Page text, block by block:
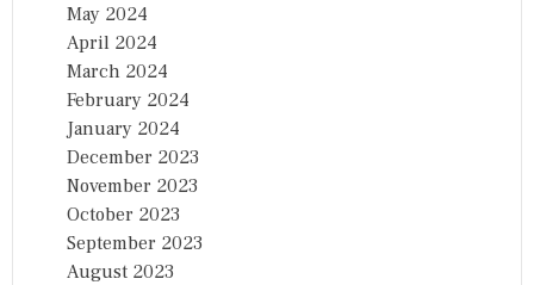
May 2024
April 2024
March 2024
February 2024
January 2024
December 2023
November 2023
October 2023
September 2023
August 2023